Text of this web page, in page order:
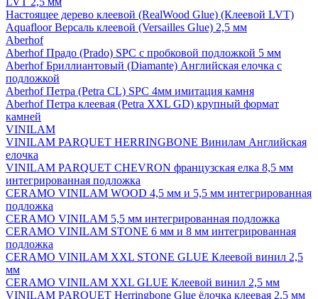
Настоящее дерево клеевой (RealWood Glue) (Клеевой LVT)
Aquafloor Версаль клеевой (Versailles Glue) 2,5 мм
Aberhof
Aberhof Прадо (Prado) SPC с пробковой подложкой 5 мм
Aberhof Бриллиантовый (Diamante) Английская елочка с
подложкой
Aberhof Петра (Petra CL) SPC 4мм имитация камня
Aberhof Петра клеевая (Petra XXL GD) крупный формат
камней
VINILAM
VINILAM PARQUET HERRINGBONE Винилам Английская
елочка
VINILAM PARQUET CHEVRON французская елка 8,5 мм
интегрированная подложка
CERAMO VINILAM WOOD 4,5 мм и 5,5 мм интегрированная
подложка
CERAMO VINILAM 5,5 мм интегрированная подложка
CERAMO VINILAM STONE 6 мм и 8 мм интегрированная
подложка
CERAMO VINILAM XXL STONE GLUE Клеевой винил 2,5
мм
CERAMO VINILAM XXL GLUE Клеевой винил 2,5 мм
VINILAM PARQUET Herringbone Glue ёлочка клеевая 2,5 мм